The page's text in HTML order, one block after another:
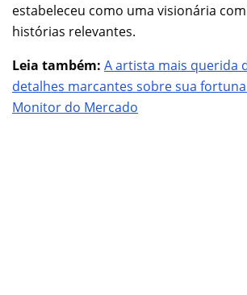
estabeleceu como uma visionária
histórias relevantes.
Leia também: A artista mais querida
detalhes marcantes sobre sua
Monitor do Mercado